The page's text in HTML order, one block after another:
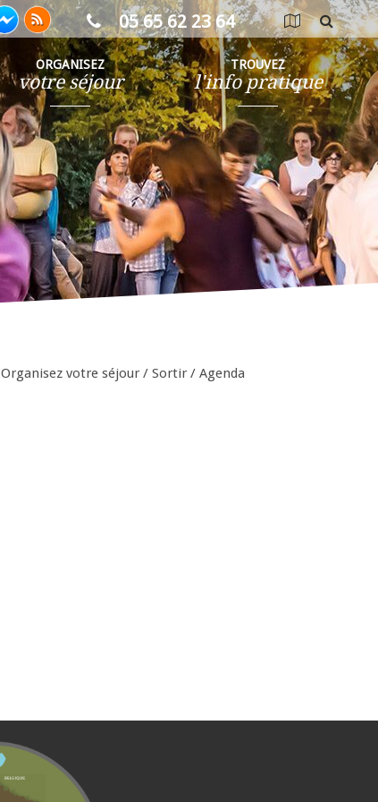
ORGANISEZ
votre séjour
TROUVEZ
l'info pratique
05 65 62 23 64
carte
interactive
rechercher
Organisez votre séjour / Sortir / Agenda